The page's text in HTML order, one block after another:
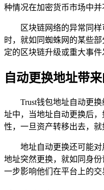
种情况在加密货币市场中
区块链网络的异常同
时，就如同蜘蛛网的某些
定的区块链升级或重大事件
自动更换地址带
Trust钱包地址自动更
址中，当地址自动更换后
性，一旦资产转移出去，就
地址自动更换还可能
地址突然更换，就如同身
一步影响他们在平台上的